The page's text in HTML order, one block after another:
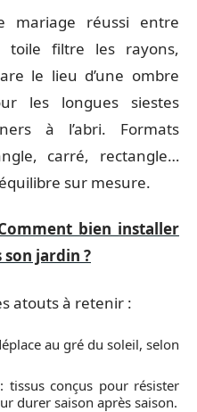
mariage réussi entre
toile filtre les rayons,
le lieu d’une ombre
les longues siestes
à l’abri. Formats
carré, rectangle…
sur mesure.
bien installer
jardin ?
atouts à retenir :
au gré du soleil, selon
conçus pour résister
durer saison après saison.